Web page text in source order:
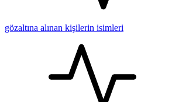
gözaltına alınan kişilerin isimleri